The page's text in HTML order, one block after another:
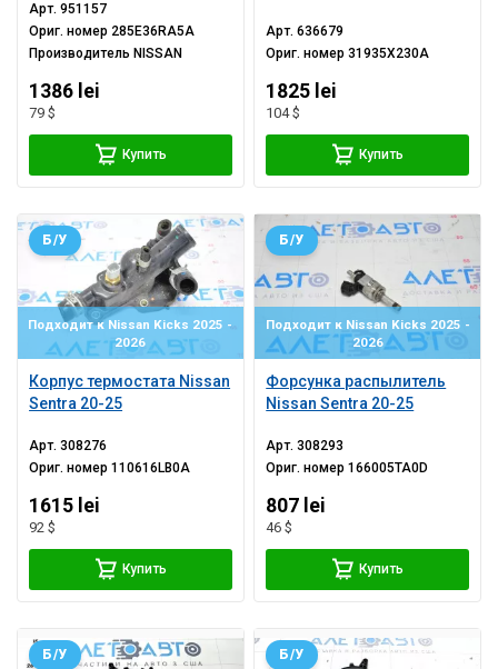
Арт.951157
Ориг. номер 285E36RA5A
Производитель NISSAN
1386 lei
79 $
Купить
Арт.636679
Ориг. номер31935X230A
1825 lei
104 $
Купить
Подходит к Nissan Kicks 2025 -
2026
Корпус термостата Nissan
Sentra 20-25
Б/У
Арт.308276
Ориг. номер110616LB0A
1615 lei
92 $
Купить
Подходит к Nissan Kicks 2025 -
2026
Форсунка распылитель
Nissan Sentra 20-25
Б/У
Арт.308293
Ориг. номер166005TA0D
807 lei
46 $
Купить
Б/У Б/У